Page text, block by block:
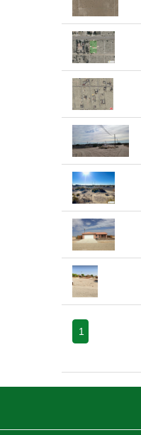
1